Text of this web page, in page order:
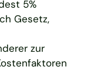
5%
Gesetz,
zur